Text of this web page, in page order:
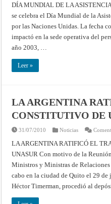
DÍA MUNDIAL DE LA
se celebra el Día Mundial de la
por las Naciones Unidas. La fecha
impactó en la sede operativa del
año 2003, …
Leer »
LA ARGENTINA
CONSTITUTIVO DE
31/07/2010 Noticias
LA ARGENTINA RATIFICÓ EL
UNASUR Con motivo de la
Ministros y Ministras de
cabo en la ciudad de Quito el 29
Héctor Timerman, procedió al